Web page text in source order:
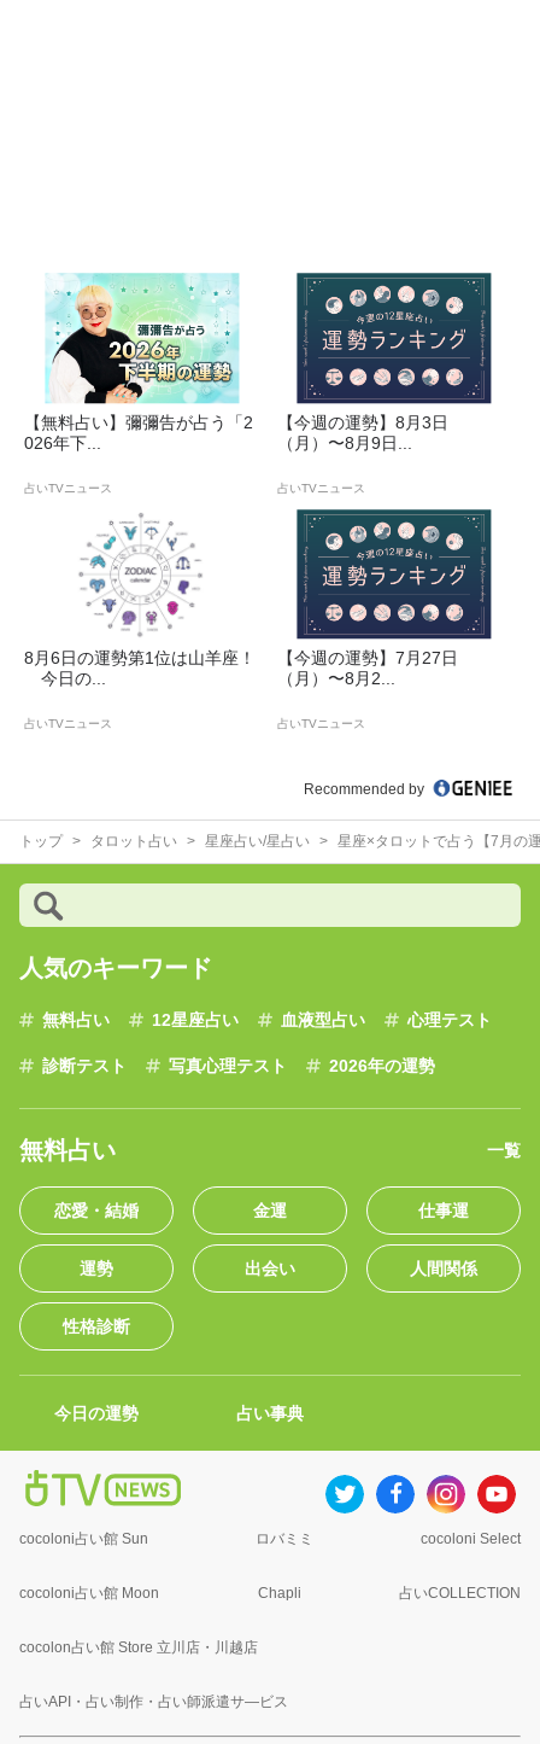
【無料占い】彌彌告が占う「2
026年下...
占いTVニュース
【今週の運勢】8月3日
（月）〜8月9日...
占いTVニュース
8月6日の運勢第1位は山羊座！
今日の...
占いTVニュース
【今週の運勢】7月27日
（月）〜8月2...
占いTVニュース
Recommended by
トップ タロット占い 星座占い/星占い 星座×タロットで占う【7月の
人気のキーワード
無料占い 12星座占い 血液型占い 心理テスト
診断テスト 写真心理テスト 2026年の運勢
無料占い 一覧
恋愛・結婚 金運 仕事運
運勢 出会い 人間関係
性格診断
今日の運勢 占い事典
cocoloni占い館 Sun ロバミミ cocoloni Select
cocoloni占い館 Moon Chapli 占いCOLLECTION
cocolon占い館 Store 立川店・川越店
占いAPI・占い制作・占い師派遣サ―ビス